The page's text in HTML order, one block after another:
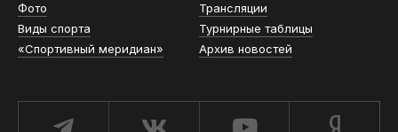
Фото
Трансляции
Виды спорта
Турнирные таблицы
«Спортивный меридиан»
Архив новостей